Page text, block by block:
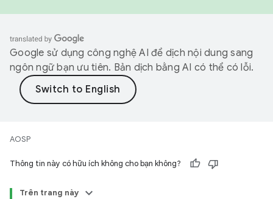
Google sử dụng công nghệ AI để dịch nội dung sang
ngôn ngữ bạn ưu tiên. Bản dịch bằng AI có thể có lỗi.
AOSP
Thông tin này có hữu ích không cho bạn không?
Trên trang này